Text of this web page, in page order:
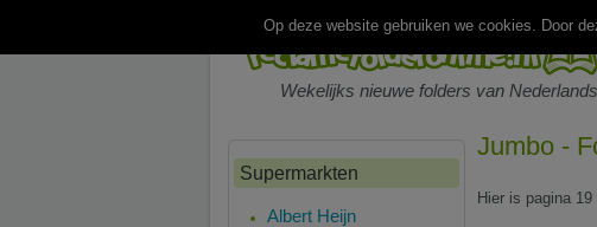
Wekelijks nieuwe folders van
Jumbo -
Hier is pagina
Supermarkten
Albert Heijn
Op deze website gebruiken we cookies. Door